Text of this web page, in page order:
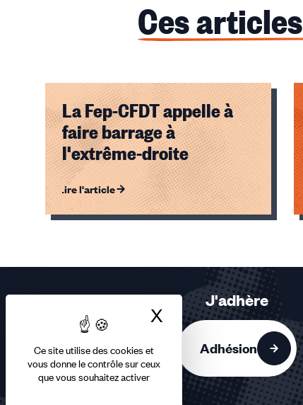
Ce site utilise des cookies et
vous donne le contrôle sur ceux
que vous souhaitez activer
X Masquer le
Ces
La Fep-CFDT appelle à
faire barrage à
l'extrême-droite
Lire l'article
Éléments
2
J'adhère
Adhésion